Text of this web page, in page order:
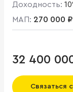
Доходность:
МАП: 270 000
32 400
Связаться